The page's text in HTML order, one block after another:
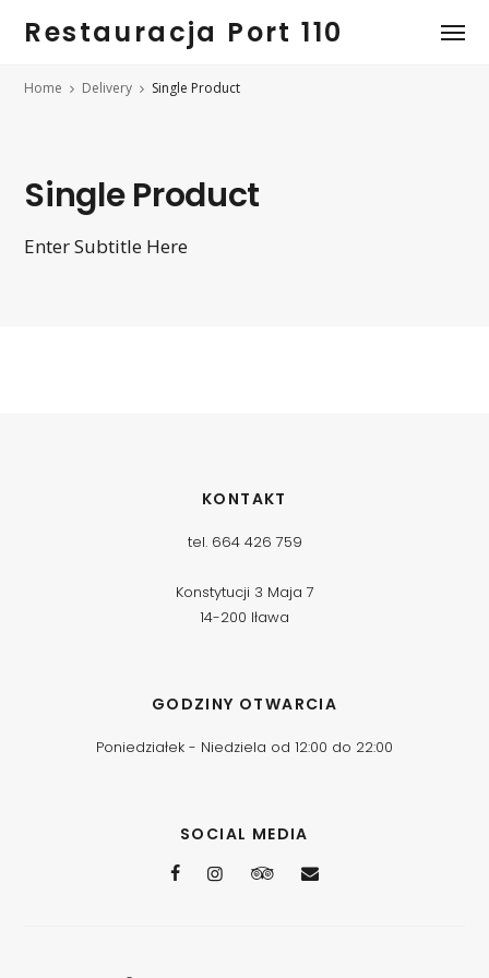
Restauracja Port 110
Home Delivery Single Product
Single Product
Enter Subtitle Here
KONTAKT
tel. 664 426 759
Konstytucji 3 Maja 7
14-200 Iława
GODZINY OTWARCIA
Poniedziałek - Niedziela od 12:00 do 22:00
SOCIAL MEDIA